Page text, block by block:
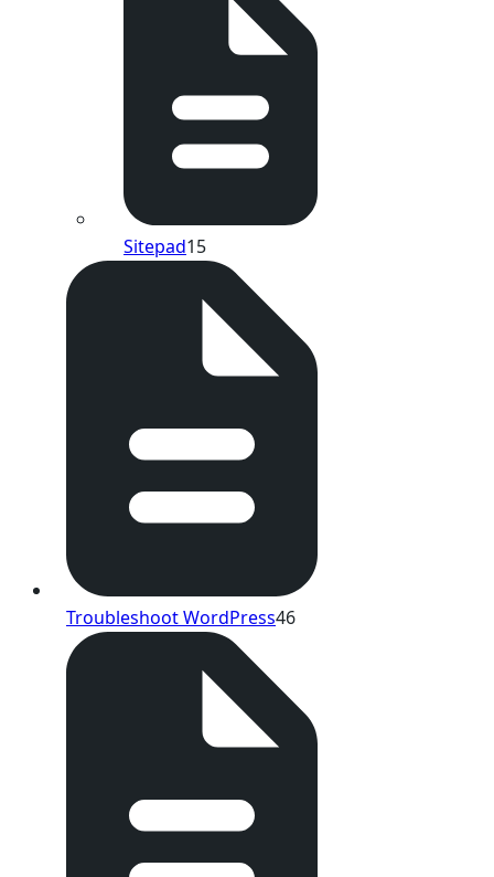
Sitepad15
Troubleshoot WordPress46